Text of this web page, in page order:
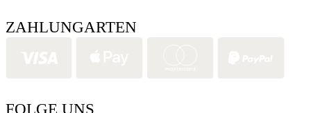
ZAHLUNGARTEN
FOLGE UNS